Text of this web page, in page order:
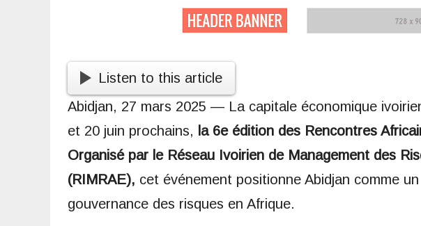
Listen to this article
Abidjan, 27 mars 2025 — La capitale économique
et 20 juin prochains, la 6e édition des Rencontres
Organisé par le Réseau Ivoirien de Management des
(RIMRAE), cet événement positionne Abidjan comme
gouvernance des risques en Afrique.